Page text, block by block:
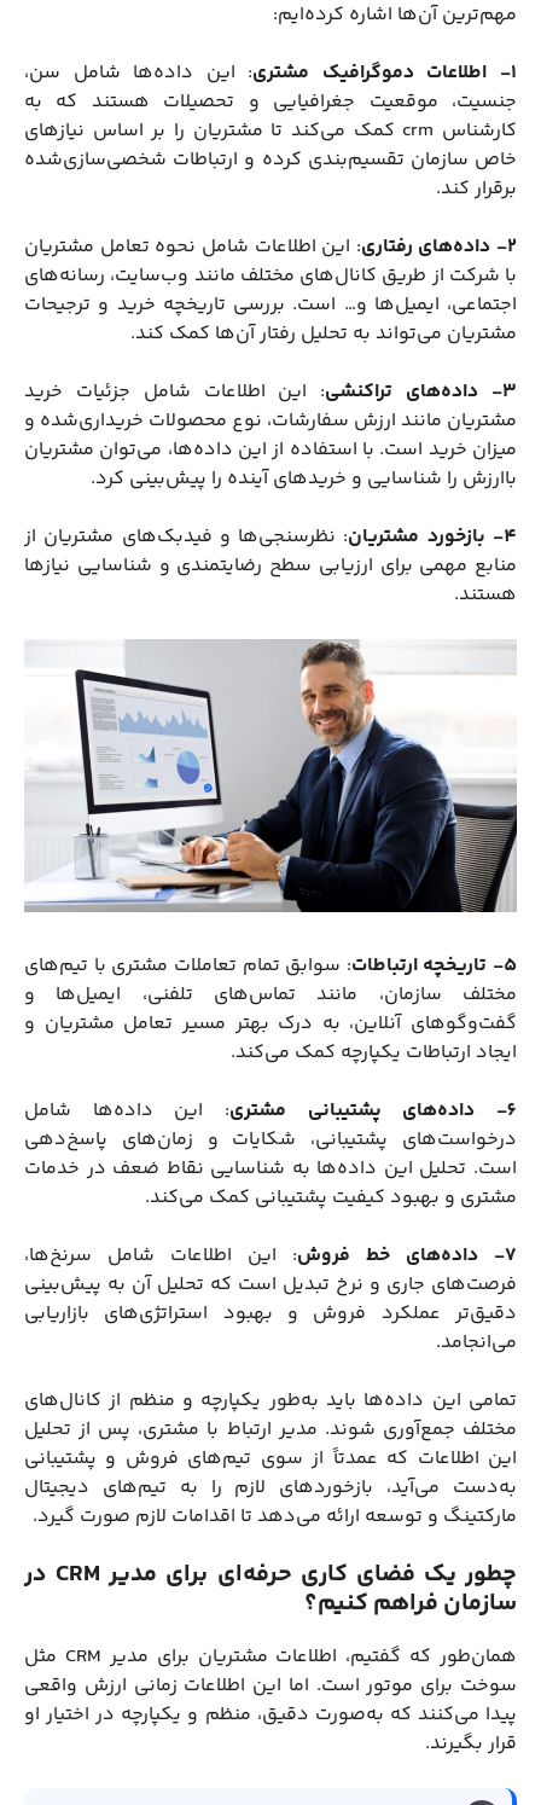
مهم‌ترین آن‌ها اشاره کرده‌ایم:
1- اطلاعات دموگرافیک مشتری
: این داده‌ها شامل سن،
جنسیت، موقعیت جغرافیایی و تحصیلات هستند که به
کارشناس crm کمک می‌کند تا مشتریان را بر اساس نیازهای
خاص سازمان تقسیم‌بندی کرده و ارتباطات شخصی‌سازی‌شده
برقرار کند.
2- داده‌های رفتاری
: این اطلاعات شامل نحوه تعامل مشتریان
با شرکت از طریق کانال‌های مختلف مانند وب‌سایت، رسانه‌های
اجتماعی، ایمیل‌ها و… است. بررسی تاریخچه خرید و ترجیحات
مشتریان می‌تواند به تحلیل رفتار آن‌ها کمک کند.
3- داده‌های تراکنشی
: این اطلاعات شامل جزئیات خرید
مشتریان مانند ارزش سفارشات، نوع محصولات خریداری‌شده و
میزان خرید است. با استفاده از این داده‌ها، می‌توان مشتریان
باارزش را شناسایی و خریدهای آینده را پیش‌بینی کرد.
4- بازخورد مشتریان
: نظرسنجی‌ها و فیدبک‌های مشتریان از
منابع مهمی برای ارزیابی سطح رضایتمندی و شناسایی نیازها
هستند.
5- تاریخچه ارتباطات
: سوابق تمام تعاملات مشتری با تیم‌های
مختلف سازمان، مانند تماس‌های تلفنی، ایمیل‌ها و
گفت‌وگوهای آنلاین، به درک بهتر مسیر تعامل مشتریان و
ایجاد ارتباطات یکپارچه کمک می‌کند.
6- داده‌های پشتیبانی مشتری
: این داده‌ها شامل
درخواست‌های پشتیبانی، شکایات و زمان‌های پاسخ‌دهی
است. تحلیل این داده‌ها به شناسایی نقاط ضعف در خدمات
مشتری و بهبود کیفیت پشتیبانی کمک می‌کند.
7- داده‌های خط فروش
: این اطلاعات شامل سرنخ‌ها،
فرصت‌های جاری و نرخ تبدیل است که تحلیل آن به پیش‌بینی
دقیق‌تر عملکرد فروش و بهبود استراتژی‌های بازاریابی
می‌انجامد.
تمامی این داده‌ها باید به‌طور یکپارچه و منظم از کانال‌های
مختلف جمع‌آوری شوند. مدیر ارتباط با مشتری، پس از تحلیل
این اطلاعات که عمدتاً از سوی تیم‌های فروش و پشتیبانی
به‌دست می‌آید، بازخوردهای لازم را به تیم‌های دیجیتال
مارکتینگ و توسعه ارائه می‌دهد تا اقدامات لازم صورت گیرد.
چطور یک فضای کاری حرفه‌ای برای مدیر CRM در
سازمان فراهم کنیم؟
همان‌طور که گفتیم، اطلاعات مشتریان برای مدیر CRM مثل
سوخت برای موتور است. اما این اطلاعات زمانی ارزش واقعی
پیدا می‌کنند که به‌صورت دقیق، منظم و یکپارچه در اختیار او
قرار بگیرند.